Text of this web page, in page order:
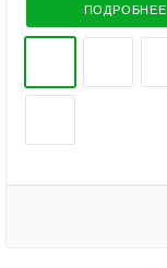
ПОДРОБНЕЕ